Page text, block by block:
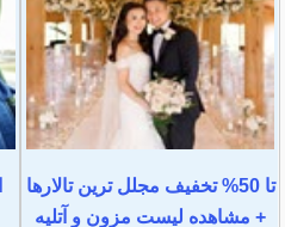
تا 50% تخفیف مجلل ترین تالارها
+ مشاهده لیست مزون و آتلیه